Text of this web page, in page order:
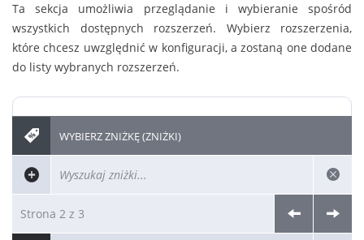
Ta sekcja umożliwia przeglądanie i wybieranie spośród
wszystkich dostępnych rozszerzeń. Wybierz rozszerzenia,
które chcesz uwzględnić w konfiguracji, a zostaną one dodane
do listy wybranych rozszerzeń.
WYBIERZ ZNIŻKĘ (ZNIŻKI)
Strona 2 z 3